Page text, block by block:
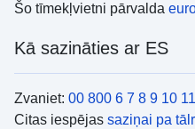
Šo tīmekļvietni pārvalda
Kā sazināties ar ES
Zvaniet: 00 800 6 7 8 9 10 11
Citas iespējas saziņai pa